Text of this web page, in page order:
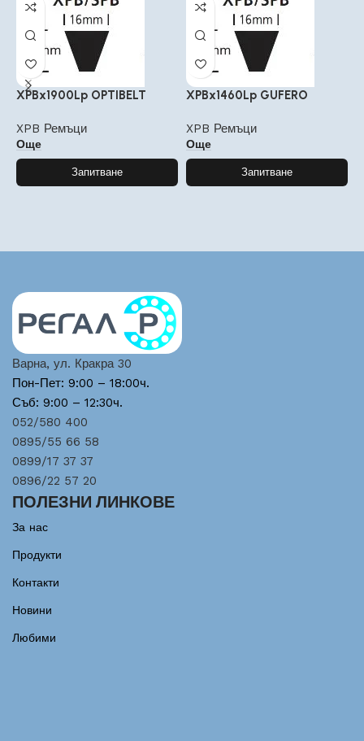
XPBx1900Lp OPTIBELT
XPB Ремъци
Още
Запитване
XPBx1460Lp GUFERO
XPB Ремъци
Още
Запитване
Варна, ул. Кракра 30
Пон-Пет: 9:00 – 18:00ч.
Съб: 9:00 – 12:30ч.
052/580 400
0895/55 66 58
0899/17 37 37
0896/22 57 20
ПОЛЕЗНИ ЛИНКОВЕ
За нас
Продукти
Контакти
Новини
Любими